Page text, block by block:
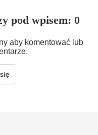
pod wpisem: 0
aby komentować lub